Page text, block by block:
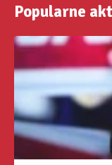
Popularne